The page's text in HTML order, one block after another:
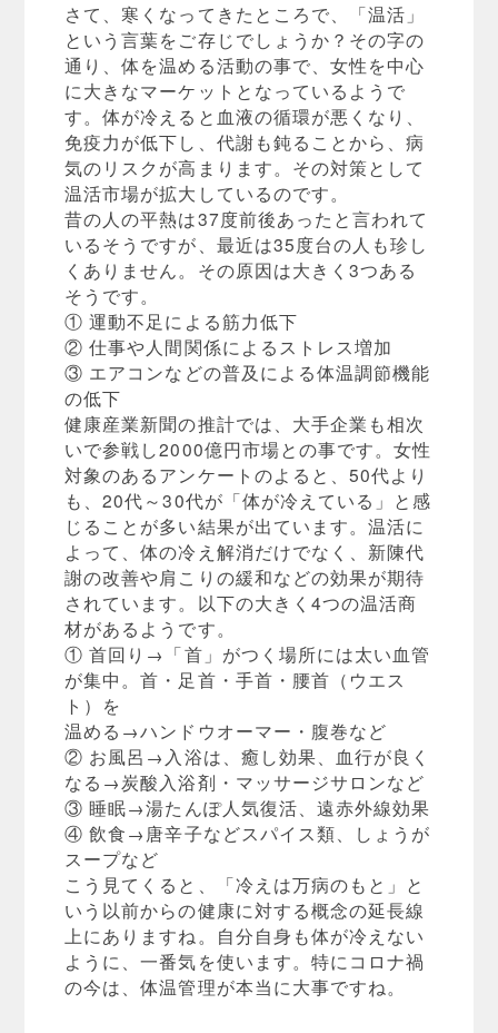
さて、寒くなってきたところで、「温活」
という言葉をご存じでしょうか？その字の
通り、体を温める活動の事で、女性を中心
に大きなマーケットとなっているようで
す。体が冷えると血液の循環が悪くなり、
免疫力が低下し、代謝も鈍ることから、病
気のリスクが高まります。その対策として
温活市場が拡大しているのです。
昔の人の平熱は37度前後あったと言われて
いるそうですが、最近は35度台の人も珍し
くありません。その原因は大きく3つある
そうです。
① 運動不足による筋力低下
② 仕事や人間関係によるストレス増加
③ エアコンなどの普及による体温調節機能
の低下
健康産業新聞の推計では、大手企業も相次
いで参戦し2000億円市場との事です。女性
対象のあるアンケートのよると、50代より
も、20代～30代が「体が冷えている」と感
じることが多い結果が出ています。温活に
よって、体の冷え解消だけでなく、新陳代
謝の改善や肩こりの緩和などの効果が期待
されています。以下の大きく4つの温活商
材があるようです。
① 首回り→「首」がつく場所には太い血管
が集中。首・足首・手首・腰首（ウエス
ト）を
温める→ハンドウオーマー・腹巻など
② お風呂→入浴は、癒し効果、血行が良く
なる→炭酸入浴剤・マッサージサロンなど
③ 睡眠→湯たんぽ人気復活、遠赤外線効果
④ 飲食→唐辛子などスパイス類、しょうが
スープなど
こう見てくると、「冷えは万病のもと」と
いう以前からの健康に対する概念の延長線
上にありますね。自分自身も体が冷えない
ように、一番気を使います。特にコロナ禍
の今は、体温管理が本当に大事ですね。